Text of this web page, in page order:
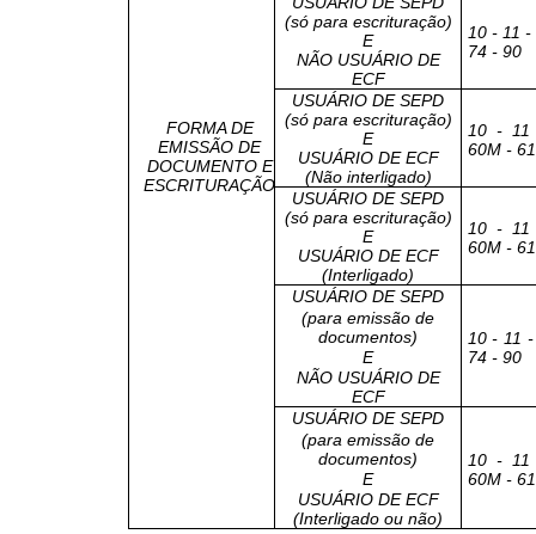
FORMA DE
EMISSÃO DE
DOCUMENTO E
ESCRITURAÇÃO
(só para escrituração)
E
NÃO USUÁRIO DE
ECF
10 - 11
74 - 90
USUÁRIO DE SEPD
(só para escrituração)
E
USUÁRIO DE ECF
(Não interligado)
10 -
60M -
USUÁRIO DE SEPD
(só para escrituração)
E
USUÁRIO DE ECF
(Interligado)
10 -
60M -
USUÁRIO DE SEPD
(para emissão de
documentos)
E
NÃO USUÁRIO DE
ECF
10 - 11
74 - 90
USUÁRIO DE SEPD
(para emissão de
documentos)
E
USUÁRIO DE ECF
(Interligado ou não)
10 -
60M -